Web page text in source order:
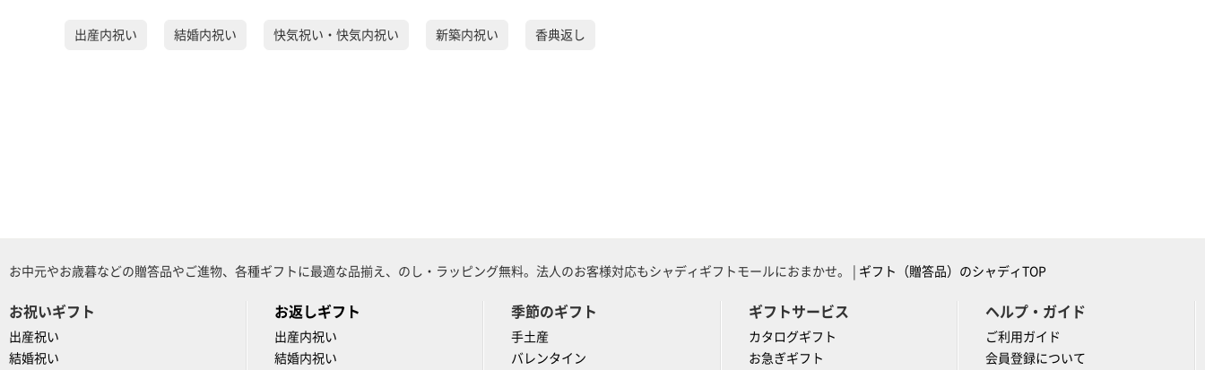
出産内祝い 結婚内祝い 快気祝い・快気内祝い 新築内祝い 香典返し
お中元やお歳暮などの贈答品やご進物、各種ギフトに最適な品揃え、のし・ラッピング無料。法人のお客様対応もシャディギフトモールにおまかせ。 | ギフト（贈答品）のシャディTOP
お祝いギフト
出産祝い
結婚祝い
お返しギフト
出産内祝い
結婚内祝い
季節のギフト
手土産
バレンタイン
ギフトサービス
カタログギフト
お急ぎギフト
ヘルプ・ガイド
ご利用ガイド
会員登録について